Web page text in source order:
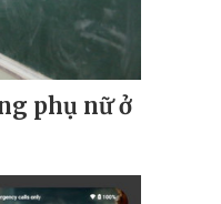
phụ nữ ở